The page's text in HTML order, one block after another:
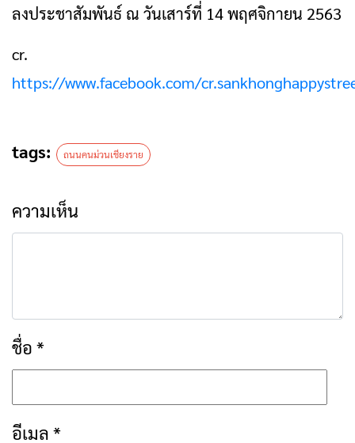
ลงประชาสัมพันธ์ ณ วันเสาร์ที่ 14 พฤศจิกายน 2563
cr.
https://www.facebook.com/
tags: ถนนคนม่วนเชียงราย
ความเห็น
ชื่อ *
อีเมล *